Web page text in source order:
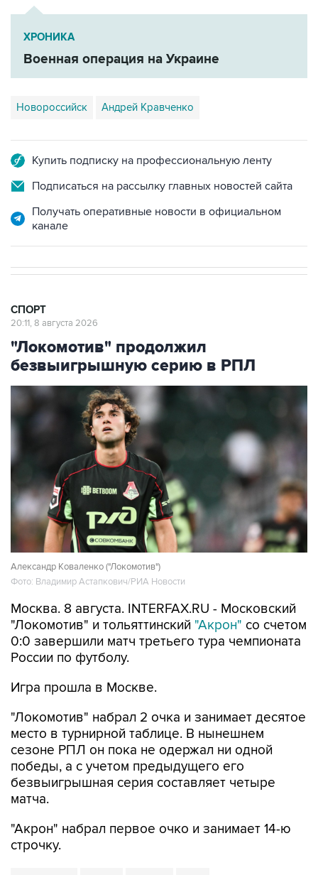
ХРОНИКА
Военная операция на Украине
Новороссийск Андрей Кравченко
Купить подписку на профессиональную ленту
Подписаться на рассылку главных новостей сайта
Получать оперативные новости в официальном
канале
СПОРТ
20:11, 8 августа 2026
"Локомотив" продолжил
безвыигрышную серию в РПЛ
Александр Коваленко ("Локомотив")
Фото: Владимир Астапкович/РИА Новости
Москва. 8 августа. INTERFAX.RU - Московский
"Локомотив" и тольяттинский "Акрон" со счетом
0:0 завершили матч третьего тура чемпионата
России по футболу.
Игра прошла в Москве.
"Локомотив" набрал 2 очка и занимает десятое
место в турнирной таблице. В нынешнем
сезоне РПЛ он пока не одержал ни одной
победы, а с учетом предыдущего его
безвыигрышная серия составляет четыре
матча.
"Акрон" набрал первое очко и занимает 14-ю
строчку.